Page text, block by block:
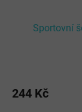
Sportovní
244 Kč